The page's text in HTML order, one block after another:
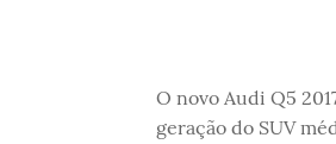
O novo Audi Q5
geração do SUV